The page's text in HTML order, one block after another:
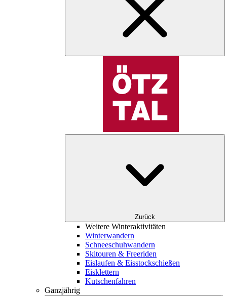
Zurück
Weitere Winteraktivitäten
Winterwandern
Schneeschuhwandern
Skitouren & Freeriden
Eislaufen & Eisstockschießen
Eisklettern
Kutschenfahren
Ganzjährig